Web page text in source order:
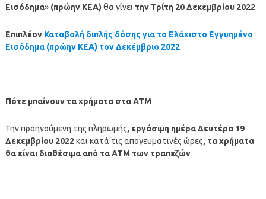
Εισόδημα» (πρώην ΚΕΑ) θα γίνει την Τρίτη 20 Δεκεμβρίου 2022
Επιπλέον Καταβολή διπλής δόσης για το Ελάχιστο Εγγυημένο
Εισόδημα (πρώην ΚΕΑ) τον Δεκέμβριο 2022
Πότε μπαίνουν τα χρήματα στα ΑΤΜ
Την προηγούμενη της πληρωμής, εργάσιμη ημέραΔευτέρα 19
Δεκεμβρίου2022και κατά τις απογευματινές ώρες, τα χρήματα
θα είναι διαθέσιμα από τα ΑΤΜ των τραπεζών